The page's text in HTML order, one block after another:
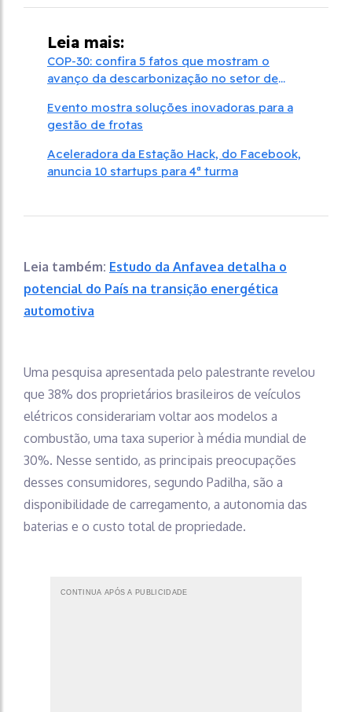
Leia mais:
COP-30: confira 5 fatos que mostram o
avanço da descarbonização no setor de
Evento mostra soluções inovadoras para a
gestão de frotas
Aceleradora da Estação Hack, do Facebook,
anuncia 10 startups para 4ª turma
Leia também: Estudo da Anfavea detalha o
potencial do País na transição energética
automotiva
Uma pesquisa apresentada pelo palestrante revelou
que 38% dos proprietários brasileiros de veículos
elétricos considerariam voltar aos modelos a
combustão, uma taxa superior à média mundial de
30%. Nesse sentido, as principais preocupações
desses consumidores, segundo Padilha, são a
disponibilidade de carregamento, a autonomia das
baterias e o custo total de propriedade.
CONTINUA APÓS A PUBLICIDADE